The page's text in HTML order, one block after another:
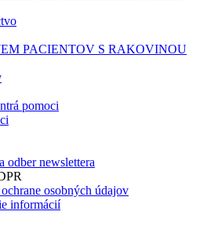
PACIENTOV S RAKOVINOU
pomoci
odber newslettera
osobných údajov
informácií